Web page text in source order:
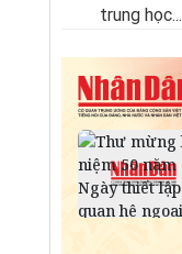
trung học...